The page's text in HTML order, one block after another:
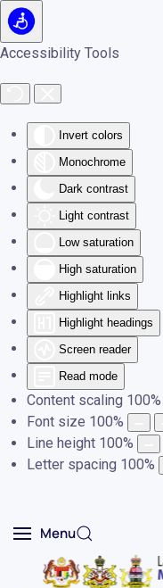
Accessibility Tools
Invert colors
Monochrome
Dark contrast
Light contrast
Low saturation
High saturation
Highlight links
Highlight headings
Screen reader
Read mode
Content scaling 100%
Font size 100%
Line height 100%
Letter spacing 100%
Skip to main
Menu